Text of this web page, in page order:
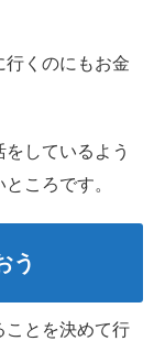
行くのにもお金
しているよう
ころです。
う
ことを決めて行